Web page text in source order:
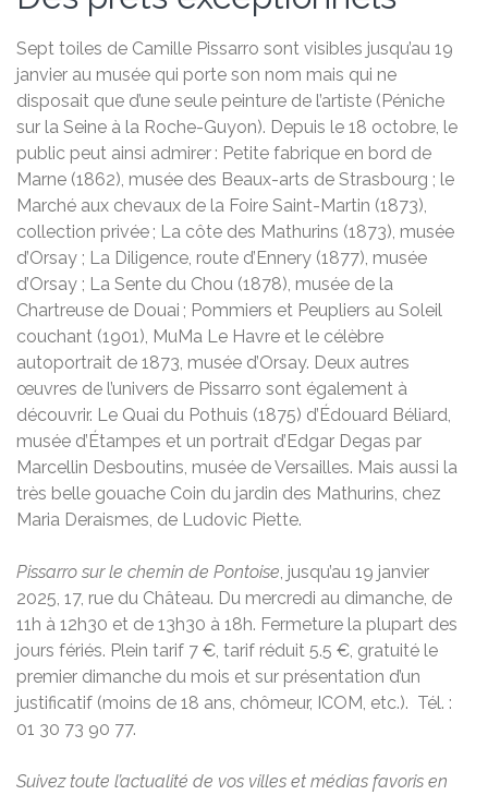
Sept toiles de Camille Pissarro sont visibles jusqu’au 19
janvier au musée qui porte son nom mais qui ne
disposait que d’une seule peinture de l’artiste (Péniche
sur la Seine à la Roche-Guyon). Depuis le 18 octobre, le
public peut ainsi admirer : Petite fabrique en bord de
Marne (1862), musée des Beaux-arts de Strasbourg ; le
Marché aux chevaux de la Foire Saint-Martin (1873),
collection privée ; La côte des Mathurins (1873), musée
d’Orsay ; La Diligence, route d’Ennery (1877), musée
d’Orsay ; La Sente du Chou (1878), musée de la
Chartreuse de Douai ; Pommiers et Peupliers au Soleil
couchant (1901), MuMa Le Havre et le célèbre
autoportrait de 1873, musée d’Orsay. Deux autres
œuvres de l’univers de Pissarro sont également à
découvrir. Le Quai du Pothuis (1875) d’Édouard Béliard,
musée d’Étampes et un portrait d’Edgar Degas par
Marcellin Desboutins, musée de Versailles. Mais aussi la
très belle gouache Coin du jardin des Mathurins, chez
Maria Deraismes, de Ludovic Piette.
Pissarro sur le chemin de Pontoise , jusqu’au 19 janvier
2025, 17, rue du Château. Du mercredi au dimanche, de
11h à 12h30 et de 13h30 à 18h. Fermeture la plupart des
jours fériés. Plein tarif 7 €, tarif réduit 5.5 €, gratuité le
premier dimanche du mois et sur présentation d’un
justificatif (moins de 18 ans, chômeur, ICOM, etc.). Tél. :
01 30 73 90 77.
Suivez toute l’actualité de vos villes et médias favoris en